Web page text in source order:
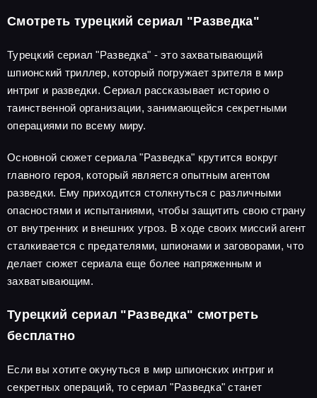
Смотреть турецкий сериал "Разведка"
Турецкий сериал "Разведка" - это захватывающий
шпионский триллер, который погружает зрителя в мир
интриг и разведки. Сериал рассказывает историю о
таинственной организации, занимающейся секретными
операциями по всему миру.
Основной сюжет сериала "Разведка" крутится вокруг
главного героя, который является опытным агентом
разведки. Ему приходится столкнуться с различными
опасностями и испытаниями, чтобы защитить свою страну
от внутренних и внешних угроз. В ходе своих миссий агент
сталкивается с предателями, шпионами и заговорами, что
делает сюжет сериала еще более напряженным и
захватывающим.
Турецкий сериал "Разведка" смотреть
бесплатно
Если вы хотите окунуться в мир шпионских интриг и
секретных операций, то сериал "Разведка" станет